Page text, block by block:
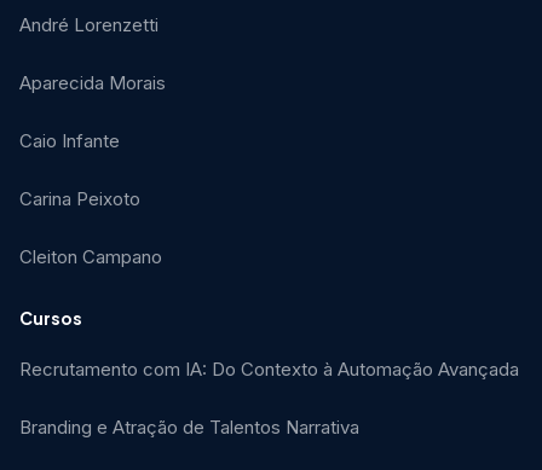
André Lorenzetti
Aparecida Morais
Caio Infante
Carina Peixoto
Cleiton Campano
Cursos
Recrutamento com IA: Do Contexto à Automação Avançada
Branding e Atração de Talentos Narrativa